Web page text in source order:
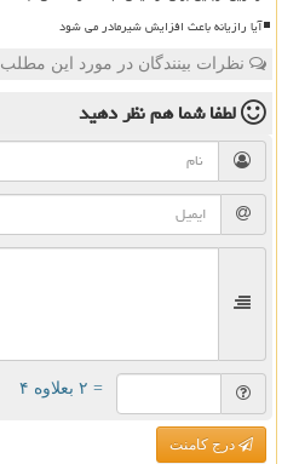
آیا رازیانه باعث افزایش شیرمادر می شود
نظرات بینندگان در مورد این مطلب
لطفا شما همنظر دهید
= ۲ بعلاوه ۴
درج کامنت